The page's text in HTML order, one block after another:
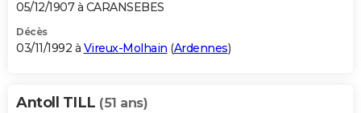
05/12/1907 à CARANSEBES
Décès
03/11/1992 à Vireux-Molhain (Ardennes)
Antoll TILL (51 ans)